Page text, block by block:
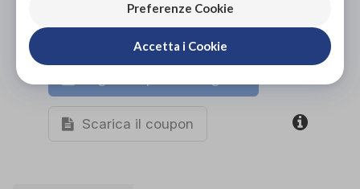
Scarica il coupon
Preferenze Cookie
Accetta i Cookie